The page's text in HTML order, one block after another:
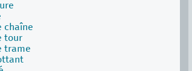
chaîne
tour
trame